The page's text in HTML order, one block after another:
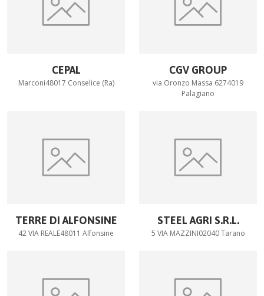
CEPAL
Marconi48017 Conselice (Ra)
CGV GROUP
via Oronzo Massa 6274019
Palagiano
TERRE DI ALFONSINE
42 VIA REALE48011 Alfonsine
STEEL AGRI S.R.L.
5 VIA MAZZINI02040 Tarano